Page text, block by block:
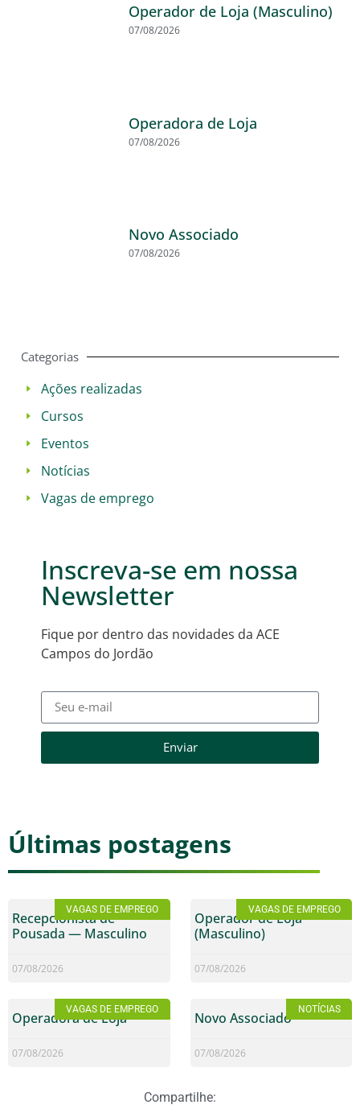
Operador de Loja (Masculino)
07/08/2026
Operadora de Loja
07/08/2026
Novo Associado
07/08/2026
Categorias
Ações realizadas
Cursos
Eventos
Notícias
Vagas de emprego
Inscreva-se em nossa
Newsletter
Fique por dentro das novidades da ACE
Campos do Jordão
Enviar
Últimas postagens
VAGAS DE EMPREGO
Recepcionista de
Pousada — Masculino
07/08/2026
VAGAS DE EMPREGO
Operador de Loja
(Masculino)
07/08/2026
VAGAS DE EMPREGO
Operadora de Loja
07/08/2026
NOTÍCIAS
Novo Associado
07/08/2026
Compartilhe: